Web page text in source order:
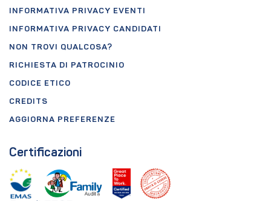
INFORMATIVA PRIVACY EVENTI
INFORMATIVA PRIVACY CANDIDATI
NON TROVI QUALCOSA?
RICHIESTA DI PATROCINIO
CODICE ETICO
CREDITS
AGGIORNA PREFERENZE
Certificazioni